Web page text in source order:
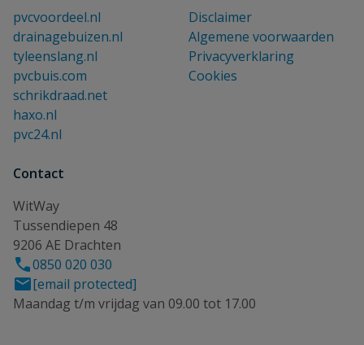
pvcvoordeel.nl
drainagebuizen.nl
tyleenslang.nl
pvcbuis.com
schrikdraad.net
haxo.nl
pvc24.nl
Disclaimer
Algemene voorwaarden
Privacyverklaring
Cookies
Contact
WitWay
Tussendiepen 48
9206 AE Drachten
0850 020 030
[email protected]
Maandag t/m vrijdag van 09.00 tot 17.00